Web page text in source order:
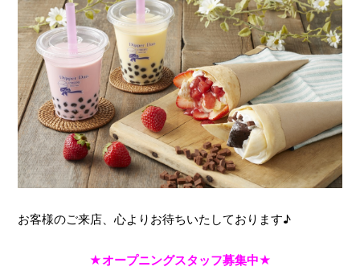
お客様のご来店、心よりお待ちいたしております♪
★オープニングスタッフ募集中★